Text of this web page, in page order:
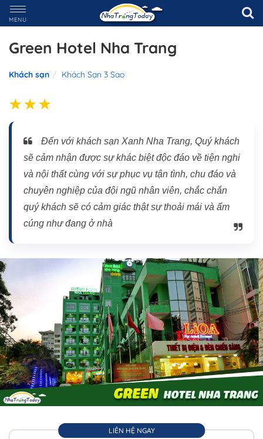
MENU
Green Hotel Nha Trang
Khách sạn Khách Sạn 3 Sao
Đến với khách sạn Xanh Nha Trang, Quý khách
sẽ cảm nhận được sự khác biệt độc đáo về tiện nghi
và nội thất cùng với sự phục vụ tận tình, chu đáo và
chuyên nghiệp của đội ngũ nhân viên, chắc chắn
quý khách sẽ có cảm giác thật sự thoải mái và ấm
cúng như đang ở nhà
LIÊN HỆ NGAY